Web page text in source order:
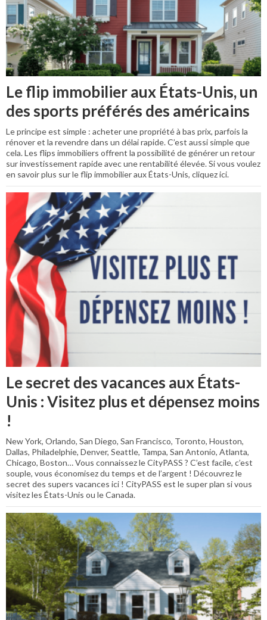
Le flip immobilier aux États-Unis, un
des sports préférés des américains
Le principe est simple : acheter une propriété à bas prix, parfois la
rénover et la revendre dans un délai rapide. C’est aussi simple que
cela. Les flips immobiliers offrent la possibilité de générer un retour
sur investissement rapide avec une rentabilité élevée. Si vous voulez
en savoir plus sur le flip immobilier aux États-Unis, cliquez ici.
Le secret des vacances aux États-
Unis : Visitez plus et dépensez moins
!
New York, Orlando, San Diego, San Francisco, Toronto, Houston,
Dallas, Philadelphie, Denver, Seattle, Tampa, San Antonio, Atlanta,
Chicago, Boston… Vous connaissez le CityPASS ? C’est facile, c’est
souple, vous économisez du temps et de l’argent ! Découvrez le
secret des supers vacances ici ! CityPASS est le super plan si vous
visitez les États-Unis ou le Canada.